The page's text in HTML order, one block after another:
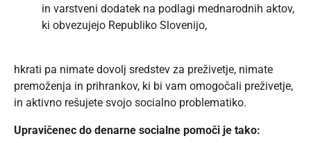
in varstveni dodatek na podlagi mednarodnih aktov,
ki obvezujejo Republiko Slovenijo,
hkrati pa nimate dovolj sredstev za preživetje, nimate
premoženja in prihrankov, ki bi vam omogočali preživetje,
in aktivno rešujete svojo socialno problematiko.
Upravičenec do denarne socialne pomoči je tako: